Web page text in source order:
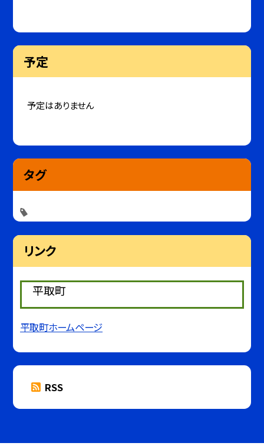
予定
予定はありません
タグ
リンク
平取町
平取町ホームページ
RSS